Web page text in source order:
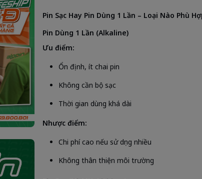
Pin Sạc Hay Pin Dùng 1 Lần – Loại Nào Phù
Pin Dùng 1 Lần (Alkaline)
Ưu điểm:
Ổn định, ít chai pin
Không cần bộ sạc
Thời gian dùng khá dài
Nhược điểm:
Chi phí cao nếu sử dụng nhiều
Không thân thiện môi trường